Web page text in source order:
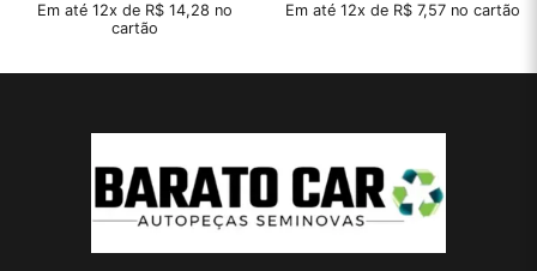
Em até 12x de R$ 14,28 no
cartão
Em até 12x de R$ 7,57 no cartão